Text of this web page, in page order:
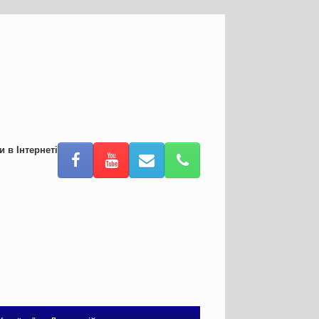
в Інтернеті